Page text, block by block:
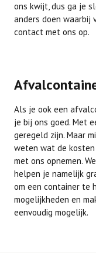
ons kwijt, dus ga je
anders doen waarbij
contact met ons op.
Als je ook een
je bij ons goed. Met
geregeld zijn. Maar
weten wat de
met ons opnemen.
helpen je namelijk
om een container te
mogelijkheden en
eenvoudig mogelijk.